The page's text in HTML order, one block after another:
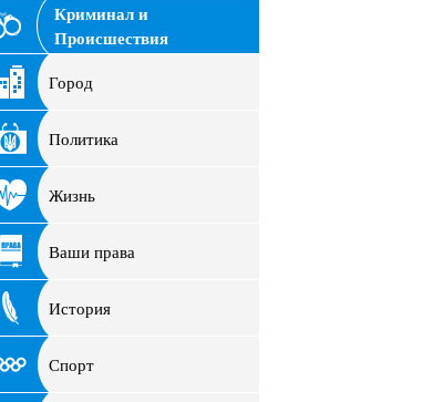
Криминал и
Происшествия
Город
Политика
Жизнь
Ваши права
История
Спорт